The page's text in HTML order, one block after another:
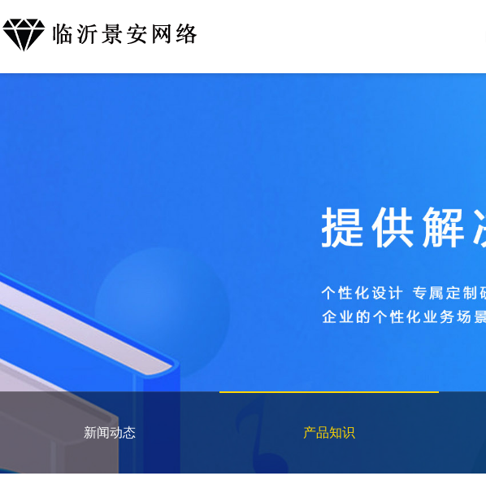
新闻动态 产品知识